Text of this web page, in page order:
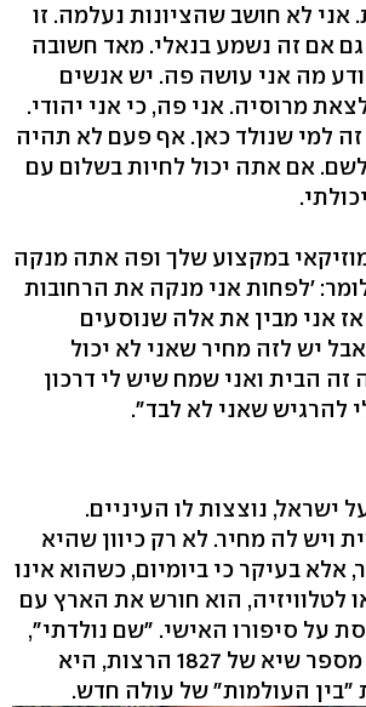
אני לא חושב שהציונות נעלמה. זו
אם זה נשמע בנאלי. מאד חשובה
מה אני עושה פה. יש אנשים
מרוסיה. אני פה, כי אני יהודי.
למי שנולד כאן. אף פעם לא תהיה
אם אתה יכול לחיות בשלום עם
במקצוע שלך ופה אתה מנקה
'לפחות אני מנקה את הרחובות
אני מבין את אלה שנוסעים
יש לזה מחיר שאני לא יכול
זה הבית ואני שמח שיש לי דרכון
להרגיש שאני לא לבד".
ישראל, נוצצות לו העיניים.
ויש לה מחיר. לא רק כיוון שהיא
אלא בעיקר כי ביומיום, כשהוא אינו
לטלוויזיה, הוא חורש את הארץ עם
על סיפורו האישי. "שם נולדתי",
שהציגה עד היום מספר שיא של 1827 הרצות, היא
"בין העולמות" של עולה חדש.